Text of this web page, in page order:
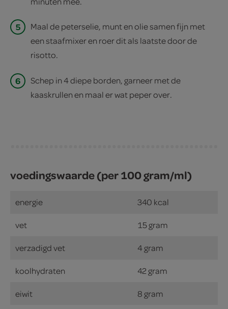
5
Maal de peterselie, munt en olie samen fijn met
een staafmixer en roer dit als laatste door de
risotto.
6
Schep in 4 diepe borden, garneer met de
kaaskrullen en maal er wat peper over.
voedingswaarde (per 100 gram/ml)
energie 340 kcal
vet 15 gram
verzadigd vet 4 gram
koolhydraten 42 gram
eiwit 8 gram